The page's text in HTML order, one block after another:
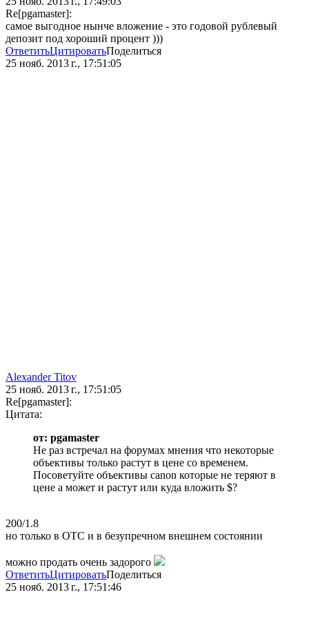
Re[pgamaster]:
самое выгодное нынче вложение - это годовой рублевый
депозит под хороший процент )))
ОтветитьЦитироватьПоделиться
25 нояб. 2013 г., 17:51:05
Alexander Titov
25 нояб. 2013 г., 17:51:05
Re[pgamaster]:
Цитата:
от: pgamaster
Не раз встречал на форумах мнения что некоторые
объективы только растут в цене со временем.
Посоветуйте объективы canon которые не теряют в
цене а может и растут или куда вложить $?
200/1.8
но только в ОТС и в безупречном внешнем состоянии
можно продать очень задорого
ОтветитьЦитироватьПоделиться
25 нояб. 2013 г., 17:51:46